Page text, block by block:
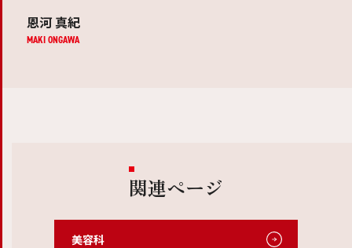
恩河 真紀
MAKI ONGAWA
関連ページ
美容科